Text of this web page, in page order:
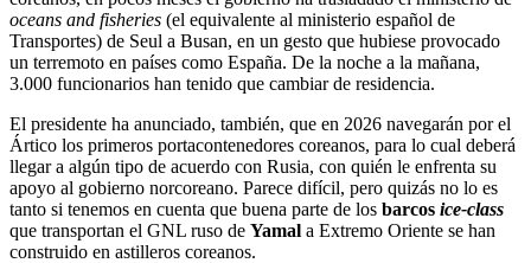
oceans and fisheries (el equivalente al ministerio español de
Transportes) de Seul a Busan, en un gesto que hubiese provocado
un terremoto en países como España. De la noche a la mañana,
3.000 funcionarios han tenido que cambiar de residencia.
El presidente ha anunciado, también, que en 2026 navegarán por el
Ártico los primeros portacontenedores coreanos, para lo cual deberá
llegar a algún tipo de acuerdo con Rusia, con quién le enfrenta su
apoyo al gobierno norcoreano. Parece difícil, pero quizás no lo es
tanto si tenemos en cuenta que buena parte de los barcos ice-class
que transportan el GNL ruso de Yamal a Extremo Oriente se han
construido en astilleros coreanos.